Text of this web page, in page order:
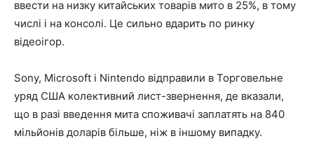
ввести на низку китайських товарів мито в 25%, в тому
числі і на консолі. Це сильно вдарить по ринку
відеоігор.
Sony, Microsoft і Nintendo відправили в Торговельне
уряд США колективний лист-звернення, де вказали,
що в разі введення мита споживачі заплатять на 840
мільйонів доларів більше, ніж в іншому випадку.